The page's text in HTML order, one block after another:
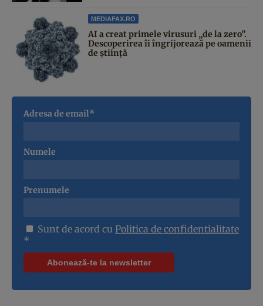
MEDIAFAX.RO
AI a creat primele virusuri „de la zero”.
Descoperirea îi îngrijorează pe oamenii
de știință
Adresa de email*
Numele
Prenumele
Sunt de acord cu Politica de confidentialitate
*